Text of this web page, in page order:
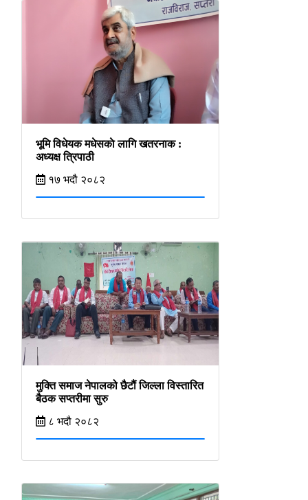
भूमि विधेयक मधेसकाे लागि खतरनाक :
अध्यक्ष त्रिपाठी
१७ भदौ २०८२
मुक्ति समाज नेपालको छैटौं जिल्ला विस्तारित
बैठक सप्तरीमा सुरु
८ भदौ २०८२